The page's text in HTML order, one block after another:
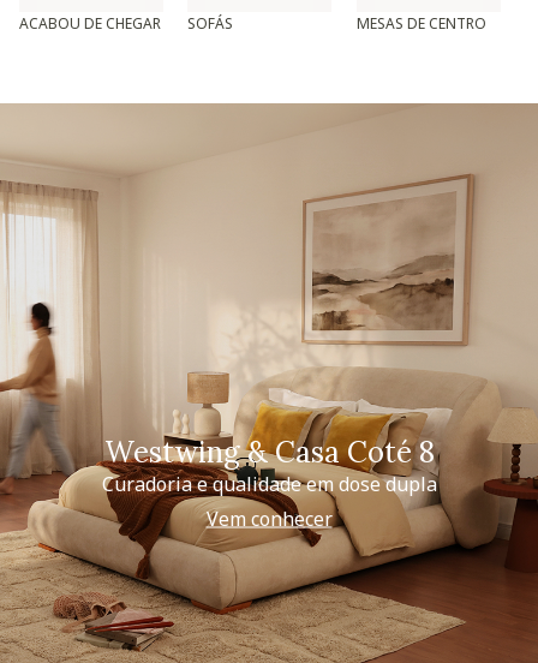
ACABOU DE CHEGAR SOFÁS MESAS DE CENTRO
Westwing & Casa Coté 8
Curadoria e qualidade em dose dupla
Vem conhecer